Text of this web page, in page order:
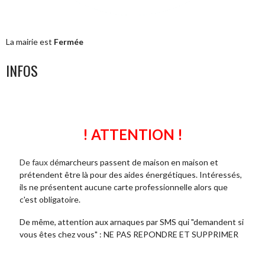
La mairie est Fermée
INFOS
! ATTENTION !
De faux démarcheurs passent de maison en maison et
prétendent être là pour des aides énergétiques. Intéressés,
ils ne présentent aucune carte professionnelle alors que
c'est obligatoire.
De même, attention aux arnaques par SMS qui "demandent si
vous êtes chez vous" : NE PAS REPONDRE ET SUPPRIMER